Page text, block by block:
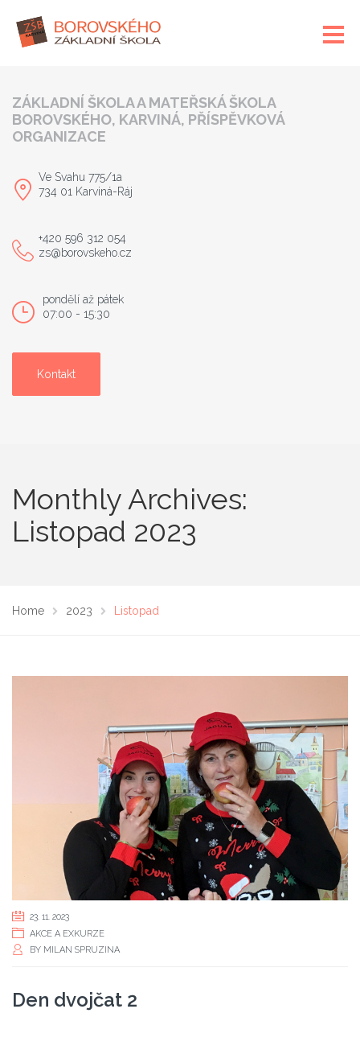
ZÁKLADNÍ ŠKOLA A MATEŘSKÁ ŠKOLA
BOROVSKÉHO, KARVINÁ, PŘÍSPĚVKOVÁ
ORGANIZACE
Ve Svahu 775/1a
734 01 Karviná-Ráj
+420 596 312 054
zs@borovskeho.cz
pondělí až pátek
07:00 - 15:30
Kontakt
Monthly Archives:
Listopad 2023
Home 2023 Listopad
23. 11. 2023
AKCE A EXKURZE
BY MILAN SPRUZINA
Den dvojčat 2